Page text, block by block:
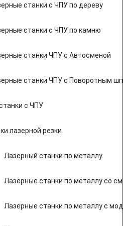
станки с ЧПУ по дереву
станки с ЧПУ по камню
станки ЧПУ с Автосменой
станки ЧПУ с Поворотным
с ЧПУ
лазерной резки
Лазерный станки по металлу
Лазерные станки по металлу со
Лазерные станки по металлу с